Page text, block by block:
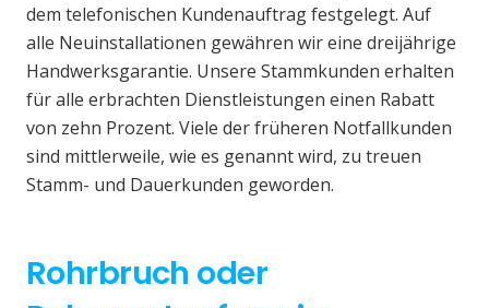
dem telefonischen Kundenauftrag festgelegt. Auf
alle Neuinstallationen gewähren wir eine dreijährige
Handwerksgarantie. Unsere Stammkunden erhalten
für alle erbrachten Dienstleistungen einen Rabatt
von zehn Prozent. Viele der früheren Notfallkunden
sind mittlerweile, wie es genannt wird, zu treuen
Stamm- und Dauerkunden geworden.
Rohrbruch oder